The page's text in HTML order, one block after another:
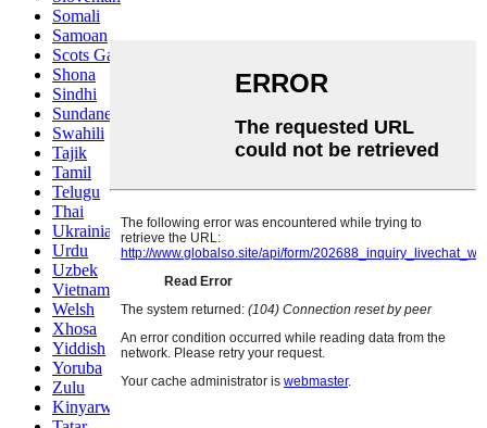
Somali
Samoan
Scots Gaelic
Shona
Sindhi
Sundanese
Swahili
Tajik
Tamil
Telugu
Thai
Ukrainian
Urdu
Uzbek
Vietnamese
Welsh
Xhosa
Yiddish
Yoruba
Zulu
Kinyarwanda